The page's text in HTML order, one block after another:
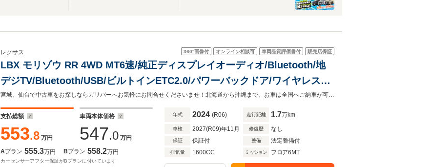
360°画像付 オンライン相談可 車両品質評価書付 販売店保証
レクサス
LBX モリゾウ RR 4WD MT6速/純正ディスプレイオーディオ/Bluetooth/地
デジTV/Bluetooth/USB/ビルトインETC2.0/パワーバックドア/ワイヤレス充
電/シートヒーター/ブラインドスポットモニター/パワーシート/禁煙車
宮城、仙台で中古車をお探しならガリバーへお気軽にお問合せくださいませ！北海道から沖縄まで、お車は全国へご納車が可能です！
支払総額
553.8 万円
車両本体価格
547.0 万円
Aプラン 555.3万円 Bプラン 558.2万円
カーセンサーアフター保証がBプランに付いています
年式 2024 (R06) 走行距離 1.7万km
車検 2027(R09)年11月 修復歴 なし
保証 保証付 整備 法定整備付
排気量 1600CC ミッション フロア6MT